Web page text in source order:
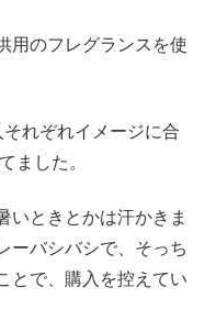
用のフレグランスを使
れぞれイメージに合
ました。
いときとかは汗かきま
ーバシバシで、そっち
とで、購入を控えてい